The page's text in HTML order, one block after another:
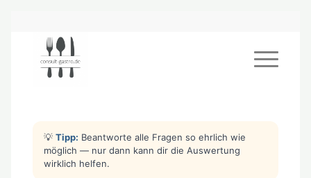
💡Tipp: Beantworte alle Fragen so ehrlich wie
möglich — nur dann kann dir die Auswertung
wirklich helfen.